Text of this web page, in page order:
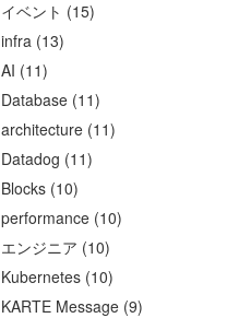
イベント (15)
infra (13)
AI (11)
Database (11)
architecture (11)
Datadog (11)
Blocks (10)
performance (10)
エンジニア (10)
Kubernetes (10)
KARTE Message (9)